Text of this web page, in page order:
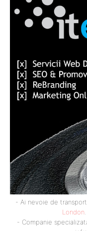
- Ai nevoie de
London
- Companie